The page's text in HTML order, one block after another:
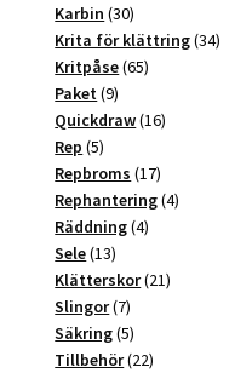
produkter
Karbin 3030
produkter
Krita för klättring 3434
Kritpåse 6565
Paket 99
produkter
Quickdraw 1616
Rep 55
produkter
Repbroms 1717
produkter
Rephantering 44
Räddning 44
Sele 1313
produkter
Klätterskor 2121
Slingor 77
produkter
Säkring 55
produkter
Tillbehör 2222